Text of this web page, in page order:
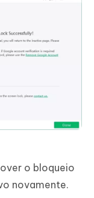
o bloqueio
novamente.